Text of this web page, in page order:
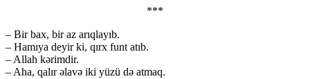
***
– Bir bax, bir az arıqlayıb.
– Hamıya deyir ki, qırx funt atıb.
– Allah kərimdir.
– Aha, qalır əlavə iki yüzü də atmaq.